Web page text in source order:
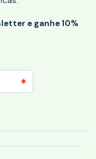
e ganhe 10%